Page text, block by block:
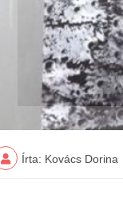
Írta: Kovács Dorina